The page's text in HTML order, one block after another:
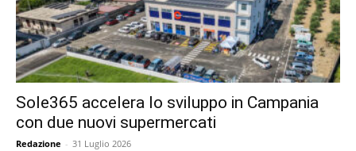
Sole365 accelera lo sviluppo in Campania
con due nuovi supermercati
Redazione - 31 Luglio 2026